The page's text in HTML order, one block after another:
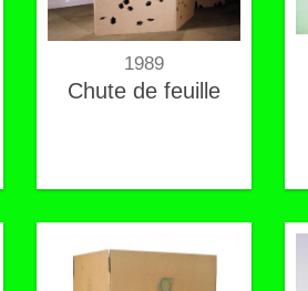
1989
Chute de feuille